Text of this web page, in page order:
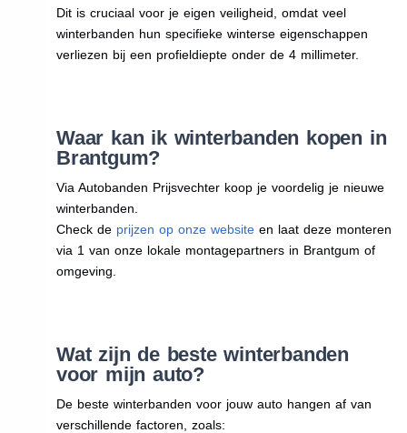
Dit is cruciaal voor je eigen veiligheid, omdat veel
winterbanden hun specifieke winterse eigenschappen
verliezen bij een profieldiepte onder de 4 millimeter.
Waar kan ik winterbanden kopen in
Brantgum?
Via Autobanden Prijsvechter koop je voordelig je nieuwe
winterbanden.
Check de prijzen op onze websiteen laat deze monteren
via 1 van onze lokale montagepartners in Brantgum of
omgeving.
Wat zijn de beste winterbanden
voor mijn auto?
De beste winterbanden voor jouw auto hangen af van
verschillende factoren, zoals: